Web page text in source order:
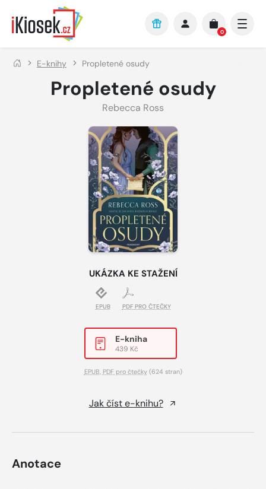
Přejít na hlavní obsah
0
E-knihy Propletené osudy
Propletené osudy
Rebecca Ross
UKÁZKA KE STAŽENÍ
EPUB PDF PRO ČTEČKY
E-kniha
439 Kč
EPUB, PDF pro čtečky(624 stran)
Jak číst e-knihu?
Anotace